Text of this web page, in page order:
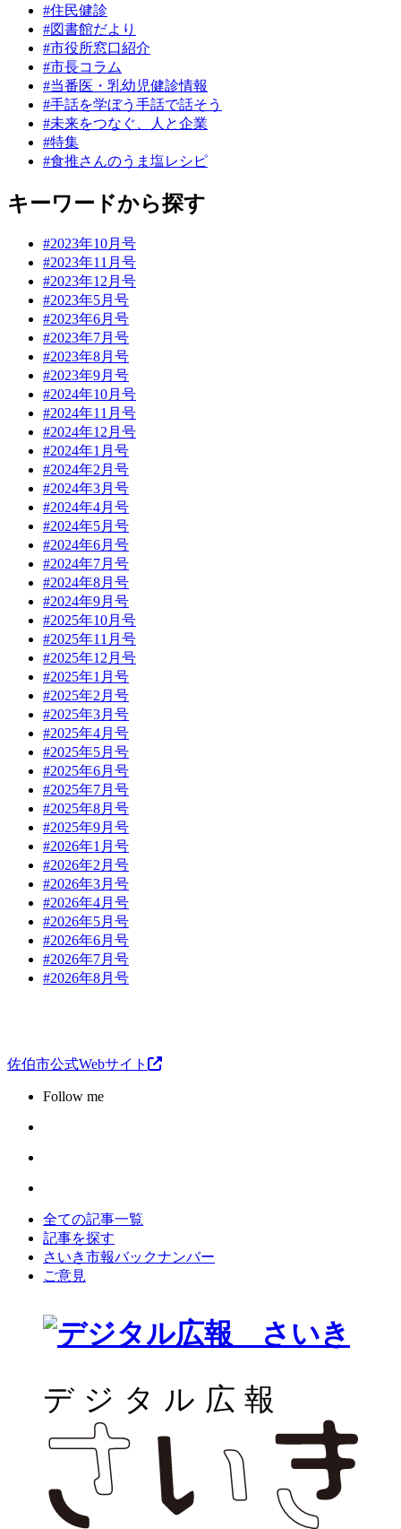
#住民健診
#図書館だより
#市役所窓口紹介
#市長コラム
#当番医・乳幼児健診情報
#手話を学ぼう手話で話そう
#未来をつなぐ、人と企業
#特集
#食推さんのうま塩レシピ
キーワードから探す
#2023年10月号
#2023年11月号
#2023年12月号
#2023年5月号
#2023年6月号
#2023年7月号
#2023年8月号
#2023年9月号
#2024年10月号
#2024年11月号
#2024年12月号
#2024年1月号
#2024年2月号
#2024年3月号
#2024年4月号
#2024年5月号
#2024年6月号
#2024年7月号
#2024年8月号
#2024年9月号
#2025年10月号
#2025年11月号
#2025年12月号
#2025年1月号
#2025年2月号
#2025年3月号
#2025年4月号
#2025年5月号
#2025年6月号
#2025年7月号
#2025年8月号
#2025年9月号
#2026年1月号
#2026年2月号
#2026年3月号
#2026年4月号
#2026年5月号
#2026年6月号
#2026年7月号
#2026年8月号
佐伯市公式Webサイト
Follow me
全ての記事一覧
記事を探す
さいき市報バックナンバー
ご意見